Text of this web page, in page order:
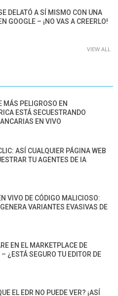
DELATÓ A SÍ MISMO CON UNA
GOOGLE – ¡NO VAS A CREERLO!
VIEW ALL
MÁS PELIGROSO EN
ESTÁ SECUESTRANDO
EN VIVO
ASÍ CUALQUIER PÁGINA WEB
TU AGENTES DE IA
VIVO DE CÓDIGO MALICIOSO:
VARIANTES EVASIVAS DE
EN EL MARKETPLACE DE
¿ESTÁ SEGURO TU EDITOR DE
EL EDR NO PUEDE VER? ¡ASÍ